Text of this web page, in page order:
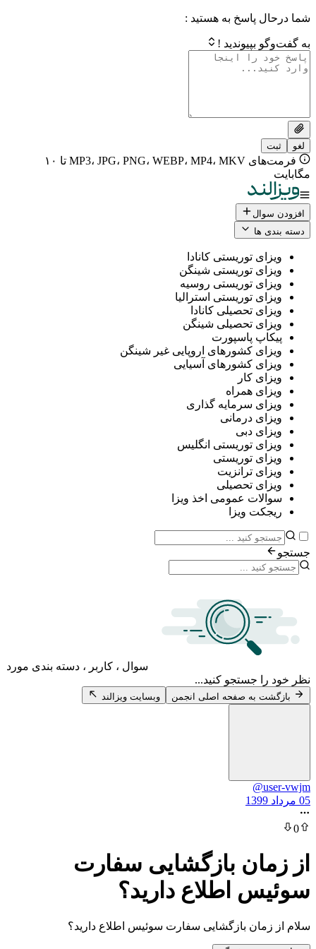
پاسخ به هستید :
!
فرمت‌های MP3، JPG، PNG، WEBP، MP4، MKV تا ۱۰
ها
توریستی کانادا
توریستی شینگن
توریستی روسیه
توریستی استرالیا
تحصیلی کانادا
تحصیلی شینگن
پاسپورت
کشورهای اروپایی غیر شینگن
کشورهای آسیایی
کار
همراه
سرمایه گذاری
درمانی
دبی
توریستی انگلیس
توریستی
ترانزیت
تحصیلی
عمومی اخذ ویزا
ویزا
سوال ، کاربر ، دسته بندی مورد
جستجو کنید...
به صفحه اصلی انجمن وبسایت ویزالند
بازگشایی سفارت
اطلاع دارید؟
بازگشایی سفارت سوئیس اطلاع دارید؟